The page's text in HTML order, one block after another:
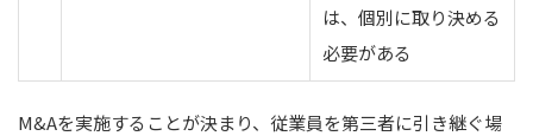
は、個別に取り決める
必要がある
M&Aを実施することが決まり、従業員を第三者に引き継ぐ場